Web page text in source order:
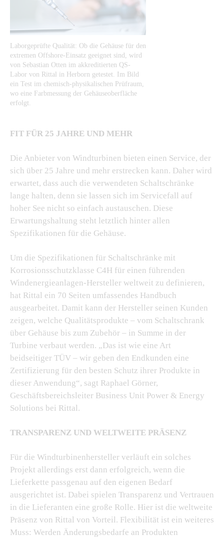
Laborgeprüfte Qualität: Ob die Gehäuse für den
extremen Offshore-Einsatz geeignet sind, wird
von Sebastian Otten im akkreditierten QS-
Labor von Rittal in Herborn getestet. Im Bild
ein Test im chemisch-physikalischen Prüfraum,
wo eine Farbmessung der Gehäuseoberfläche
erfolgt.
FIT FÜR 25 JAHRE UND MEHR
Die Anbieter von Windturbinen bieten einen Service, der
sich über 25 Jahre und mehr erstrecken kann. Daher wird
erwartet, dass auch die verwendeten Schaltschränke
lange halten, denn sie lassen sich im Servicefall auf
hoher See nicht so einfach austauschen. Diese
Erwartungshaltung steht letztlich hinter allen
Spezifikationen für die Gehäuse.
Um die Spezifikationen für Schaltschränke mit
Korrosionsschutzklasse C4H für einen führenden
Windenergieanlagen-Hersteller weltweit zu definieren,
hat Rittal ein 70 Seiten umfassendes Handbuch
ausgearbeitet. Damit kann der Hersteller seinen Kunden
zeigen, welche Qualitätsprodukte – vom Schaltschrank
über Gehäuse bis zum Zubehör – in Summe in der
Turbine verbaut werden. „Das ist wie eine Art
beidseitiger TÜV – wir geben den Endkunden eine
Zertifizierung für den besten Schutz ihrer Produkte in
dieser Anwendung“, sagt Raphael Görner,
Geschäftsbereichsleiter Business Unit Power & Energy
Solutions bei Rittal.
TRANSPARENZ UND WELTWEITE PRÄSENZ
Für die Windturbinenhersteller verläuft ein solches
Projekt allerdings erst dann erfolgreich, wenn die
Lieferkette passgenau auf den eigenen Bedarf
ausgerichtet ist. Dabei spielen Transparenz und Vertrauen
in die Lieferanten eine große Rolle. Hier ist die weltweite
Präsenz von Rittal von Vorteil. Flexibilität ist ein weiteres
Muss: Werden Änderungsbedarfe an Produkten